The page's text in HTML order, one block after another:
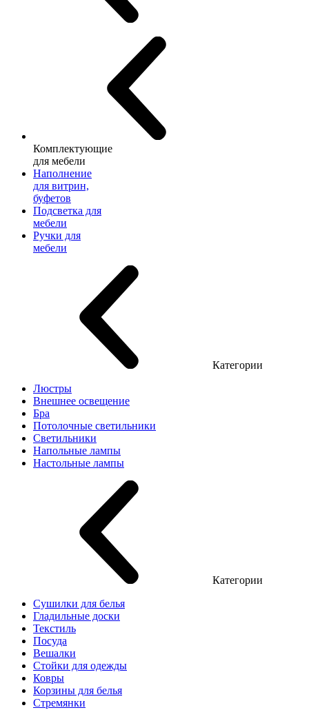
Комплектующие
для мебели
Наполнение
для витрин,
буфетов
Подсветка для
мебели
Ручки для
мебели
Категории
Люстры
Внешнее освещение
Бра
Потолочные светильники
Светильники
Напольные лампы
Настольные лампы
Категории
Сушилки для белья
Гладильные доски
Текстиль
Посуда
Вешалки
Стойки для одежды
Ковры
Корзины для белья
Стремянки